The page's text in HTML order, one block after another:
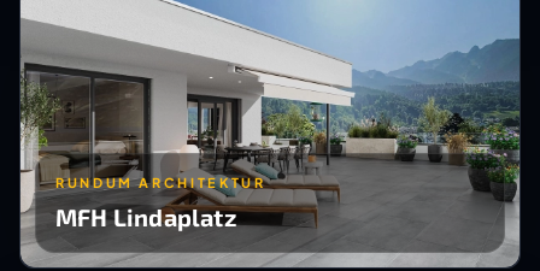
RUNDUM ARCHITEKTUR
MFH Lindaplatz